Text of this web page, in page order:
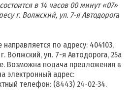
в 14 часов 00 минут «07»
г. Волжский, ул. 7-я Автодорога
по адресу: 404103,
Волжский, ул. 7-я Автодорога, 25а
Возможна подача предложения в
электронный адрес:
телефон: (8443) 24-02-34.